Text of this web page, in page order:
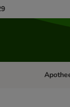
menu: Hond
Open